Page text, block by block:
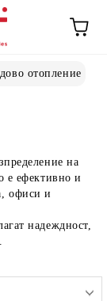
отопление
на
е ефективно и
офиси и
надеждност,